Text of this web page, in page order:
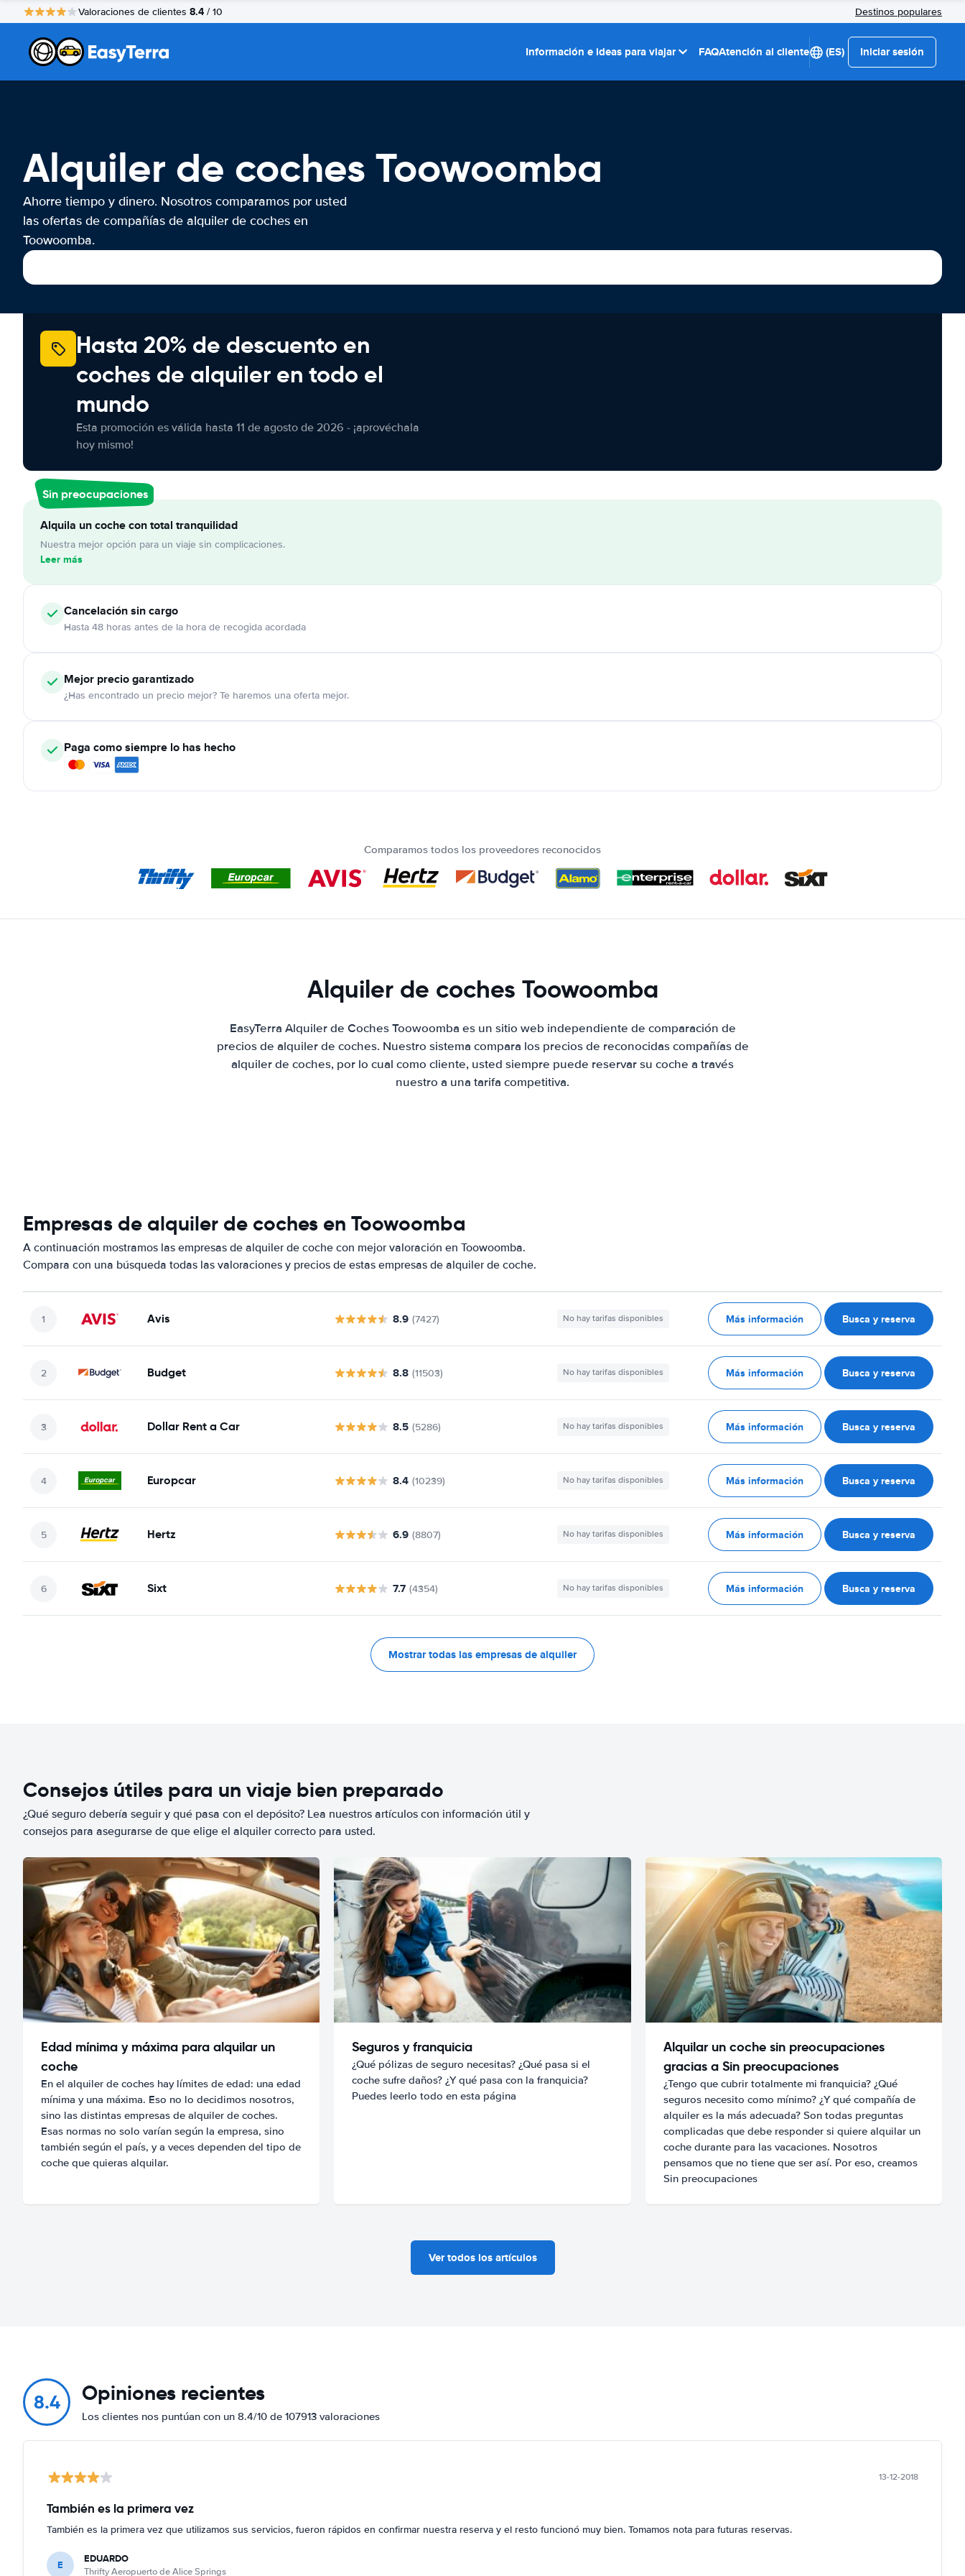
Valoraciones de clientes 8.4 / 10 Destinos populares
Información e ideas para viajar FAQAtención al cliente (ES) Iniciar sesión
Alquiler de coches Toowoomba
Ahorre tiempo y dinero. Nosotros comparamos por usted
las ofertas de compañías de alquiler de coches en
Toowoomba.
Hasta 20% de descuento en
coches de alquiler en todo el
mundo
Esta promoción es válida hasta 11 de agosto de 2026 - ¡aprovéchala
hoy mismo!
Sin preocupaciones
Alquila un coche con total tranquilidad
Nuestra mejor opción para un viaje sin complicaciones.
Leer más
Cancelaciónsin cargo
Hasta 48 horas antes de la hora de recogida acordada
Mejor precio garantizado
¿Has encontrado un precio mejor? Te haremos una oferta mejor.
Paga como siempre lo has hecho
Comparamos todos los proveedores reconocidos
Alquiler de coches Toowoomba
EasyTerra Alquiler de Coches Toowoomba es un sitio web independiente de comparación de
precios de alquiler de coches. Nuestro sistema compara los precios de reconocidas compañías de
alquiler de coches, por lo cual como cliente, usted siempre puede reservar su coche a través
nuestro a una tarifa competitiva.
Empresas de alquiler de coches en Toowoomba
A continuación mostramos las empresas de alquiler de coche con mejor valoración en Toowoomba.
Compara con una búsqueda todas las valoraciones y precios de estas empresas de alquiler de coche.
Avis 8.9 (7427) No hay tarifas disponibles Más información Busca y reserva
Budget 8.8 (11503) No hay tarifas disponibles Más información Busca y reserva
Dollar Rent a Car 8.5 (5286) No hay tarifas disponibles Más información Busca y reserva
Europcar 8.4 (10239) No hay tarifas disponibles Más información Busca y reserva
Hertz 6.9 (8807) No hay tarifas disponibles Más información Busca y reserva
Sixt 7.7 (4354) No hay tarifas disponibles Más información Busca y reserva
Mostrar todas las empresas de alquiler
Consejos útiles para un viaje bien preparado
¿Qué seguro debería seguir y qué pasa con el depósito? Lea nuestros artículos con información útil y
consejos para asegurarse de que elige el alquiler correcto para usted.
Edad mínima y máxima para alquilar un
coche
En el alquiler de coches hay límites de edad: una edad
mínima y una máxima. Eso no lo decidimos nosotros,
sino las distintas empresas de alquiler de coches.
Esas normas no solo varían según la empresa, sino
también según el país, y a veces dependen del tipo de
coche que quieras alquilar.
Seguros y franquicia
¿Qué pólizas de seguro necesitas? ¿Qué pasa si el
coche sufre daños? ¿Y qué pasa con la franquicia?
Puedes leerlo todo en esta página
Alquilar un coche sin preocupaciones
gracias a Sin preocupaciones
¿Tengo que cubrir totalmente mi franquicia? ¿Qué
seguros necesito como mínimo? ¿Y qué compañía de
alquiler es la más adecuada? Son todas preguntas
complicadas que debe responder si quiere alquilar un
coche durante para las vacaciones. Nosotros
pensamos que no tiene que ser así. Por eso, creamos
Sin preocupaciones
Ver todos los artículos
8.4 Opiniones recientes
Los clientes nos puntúan con un 8.4/10 de 107913 valoraciones
13-12-2018
También es la primera vez
También es la primera vez que utilizamos sus servicios, fueron rápidos en confirmar nuestra reserva y el resto funcionó muy bien. Tomamos nota para futuras reservas.
E EDUARDO
Thrifty Aeropuerto de Alice Springs